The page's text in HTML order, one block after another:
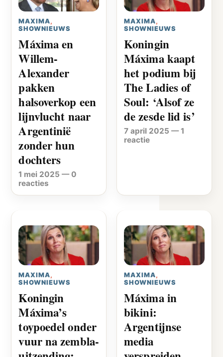
MAXIMA,
SHOWNIEUWS
Máxima en
Willem-
Alexander
pakken
halsoverkop een
lijnvlucht naar
Argentinië
zonder hun
dochters
1 mei 2025 —0
reacties
MAXIMA,
SHOWNIEUWS
Koningin
Máxima kaapt
het podium bij
The Ladies of
Soul: ‘Alsof ze
de zesde lid is’
7 april 2025 —1
reactie
MAXIMA,
SHOWNIEUWS
Koningin
Máxima’s
toypoedel onder
vuur na zembla-
MAXIMA,
SHOWNIEUWS
Máxima in
bikini:
Argentijnse
media